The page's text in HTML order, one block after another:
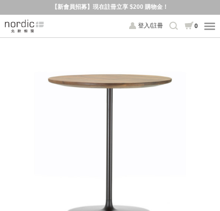
【新會員招募】現在註冊立享 $200 購物金！
登入/註冊 0